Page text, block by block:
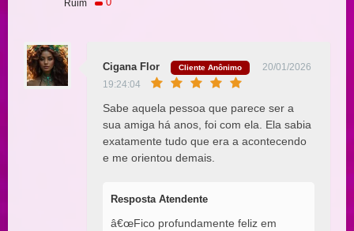
Ruim
Cigana Flor Cliente Anônimo
20/01/2026
19:24:04
Sabe aquela pessoa que parece ser a
sua amiga há anos, foi com ela. Ela sabia
exatamente tudo que era a acontecendo
e me orientou demais.
Resposta Atendente
â€œFico profundamente feliz em